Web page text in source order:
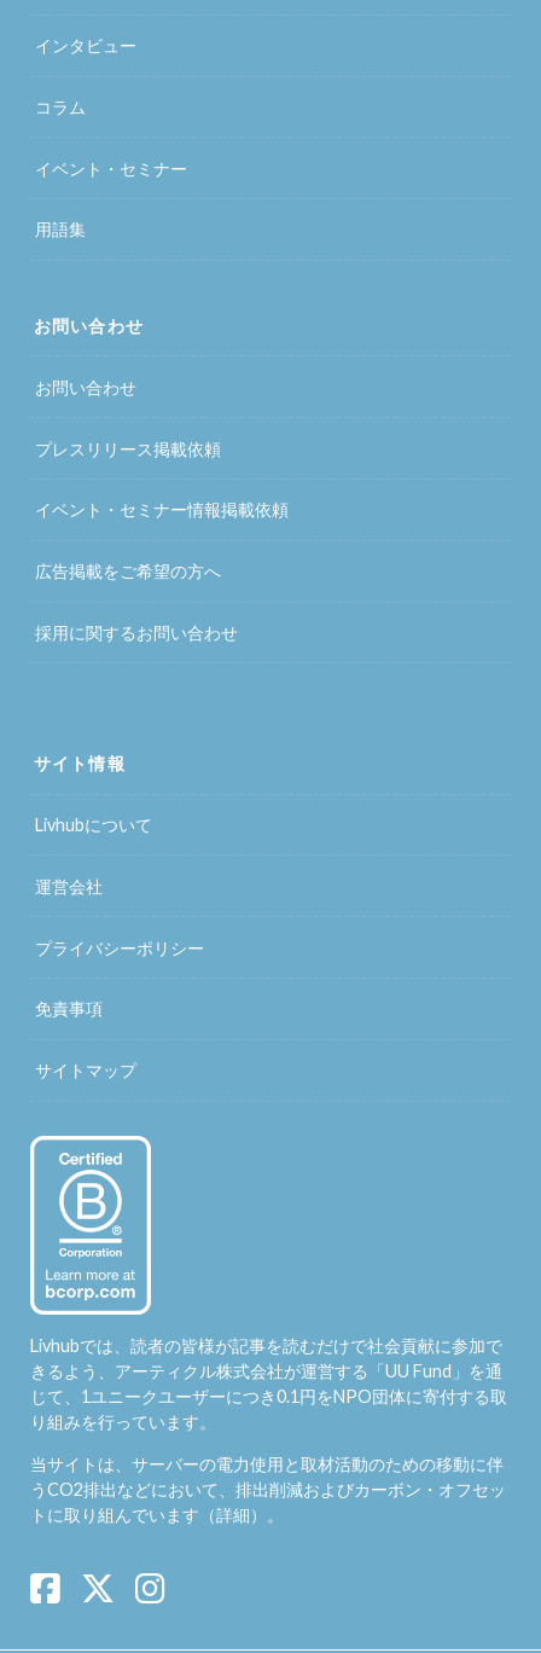
インタビュー
コラム
イベント・セミナー
用語集
お問い合わせ
お問い合わせ
プレスリリース掲載依頼
イベント・セミナー情報掲載依頼
広告掲載をご希望の方へ
採用に関するお問い合わせ
サイト情報
Livhubについて
運営会社
プライバシーポリシー
免責事項
サイトマップ
Livhubでは、読者の皆様が記事を読むだけで社会貢献に参加で
きるよう、アーティクル株式会社が運営する「UU Fund 」を通
じて、1ユニークユーザーにつき0.1円をNPO団体に寄付する取
り組みを行っています。
当サイトは、サーバーの電力使用と取材活動のための移動に伴
うCO2排出などにおいて、排出削減およびカーボン・オフセッ
トに取り組んでいます（詳細）。